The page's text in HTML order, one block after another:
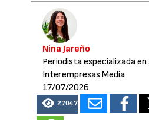
Nina Jareño
Periodista especializada
Interempresas Media
17/07/2026
27047